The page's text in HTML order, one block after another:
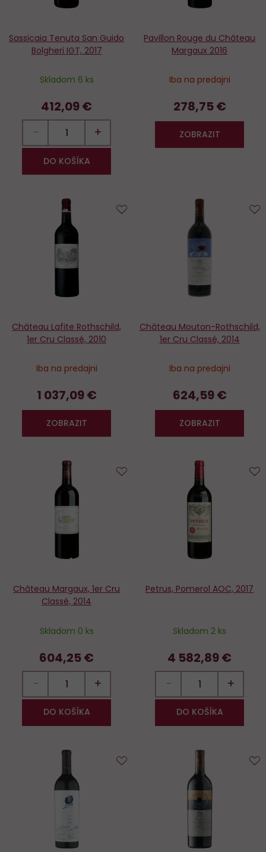
Sassicaia Tenuta San Guido
Bolgheri IGT, 2017
Skladom 6 ks
412,09 €
− +
DO KOŠÍKA
Pavillon Rouge du Château
Margaux 2016
Iba na predajni
278,75 €
ZOBRAZIT
Château Lafite Rothschild,
1er Cru Classé, 2010
Iba na predajni
1 037,09 €
ZOBRAZIT
Château Mouton-Rothschild,
1er Cru Classé, 2014
Iba na predajni
624,59 €
ZOBRAZIT
Château Margaux, 1er Cru
Classé, 2014
Skladom 0 ks
604,25 €
− +
DO KOŠÍKA
Petrus, Pomerol AOC, 2017
Skladom 2 ks
4 582,89 €
− +
DO KOŠÍKA